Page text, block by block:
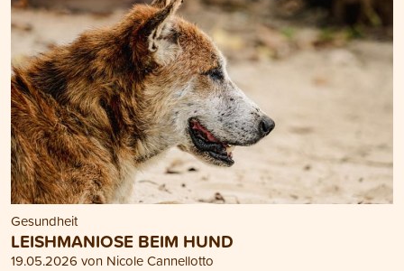
Gesundheit
LEISHMANIOSE BEIM HUND
19.05.2026 von Nicole Cannellotto